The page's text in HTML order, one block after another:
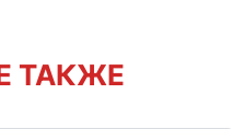
ТАКЖЕ